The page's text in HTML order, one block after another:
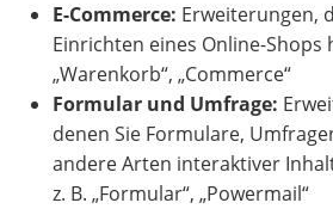
E-Commerce: Erweiterungen,
Einrichten eines Online-Shops
„Warenkorb“, „Commerce“
Formular und Umfrage:
denen Sie Formulare,
andere Arten interaktiver
z. B. „Formular“, „Powermail“